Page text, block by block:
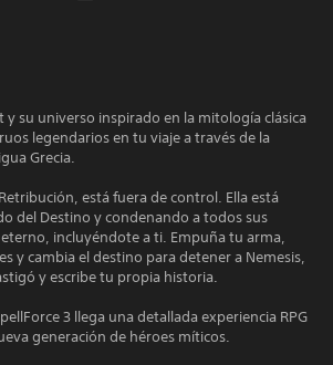
y su universo inspirado en la mitología clásica
legendarios en tu viaje a través de la
Grecia.
está fuera de control. Ella está
del Destino y condenando a todos sus
incluyéndote a ti. Empuña tu arma,
y cambia el destino para detener a Nemesis,
y escribe tu propia historia.
3 llega una detallada experiencia RPG
generación de héroes míticos.